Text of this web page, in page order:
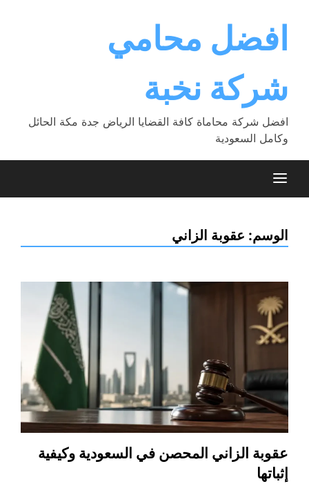
contentافضل محامي
شركة نخبة
افضل شركة محاماة كافة القضايا الرياض جدة مكة الحائل
وكامل السعودية
الوسم: عقوبة الزاني
عقوبة الزاني المحصن في السعودية وكيفية
إثباتها